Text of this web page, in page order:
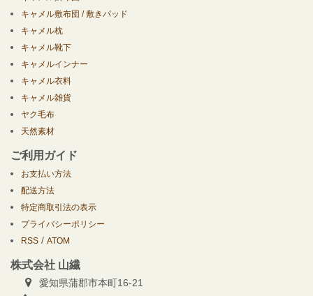
キャメル敷布団 / 敷きパッド
キャメル枕
キャメル靴下
キャメルインナー
キャメル衣料
キャメル雑貨
ヤク毛布
天然素材
ご利用ガイド
お支払い方法
配送方法
特定商取引法の表示
プライバシーポリシー
RSS / ATOM
株式会社 山繊
愛知県蒲郡市本町16-21